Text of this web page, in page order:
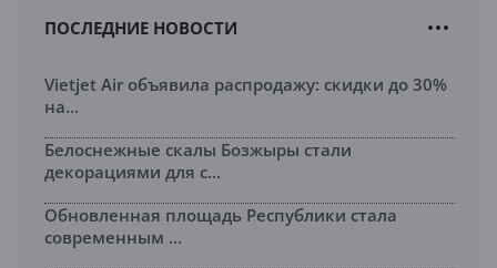
ПОСЛЕДНИЕ НОВОСТИ
Vietjet Air объявила распродажу: скидки до 30%
на...
Белоснежные скалы Бозжыры стали
декорациями для с...
Обновленная площадь Республики стала
современным ...